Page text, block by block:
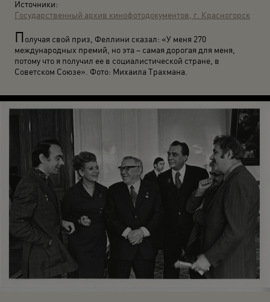
Источники:
Государственный архив кинофотодокументов, г. Красногорск
Получая свой приз, Феллини сказал: «У меня 270
международных премий, но эта – самая дорогая для меня,
потому что я получил ее в социалистической стране, в
Советском Союзе». Фото: Михаила Трахмана.